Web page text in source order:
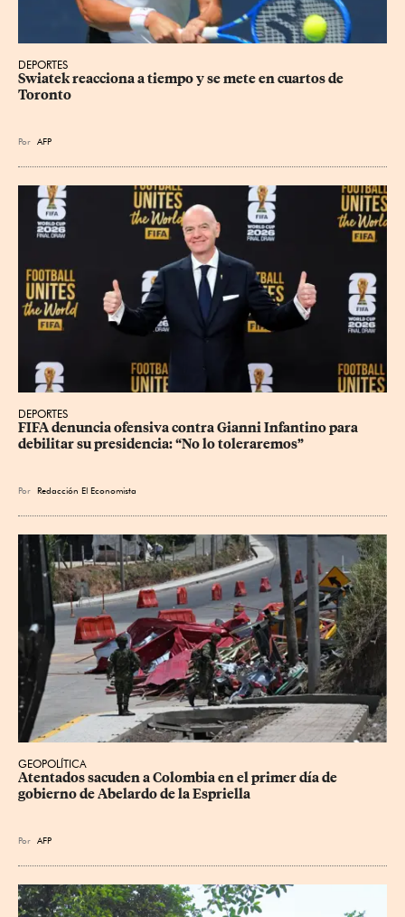
DEPORTES
Swiatek reacciona a tiempo y se mete en cuartos de
Toronto
Por AFP
DEPORTES
FIFA denuncia ofensiva contra Gianni Infantino para
debilitar su presidencia: “No lo toleraremos”
Por Redacción El Economista
GEOPOLÍTICA
Atentados sacuden a Colombia en el primer día de
gobierno de Abelardo de la Espriella
Por AFP